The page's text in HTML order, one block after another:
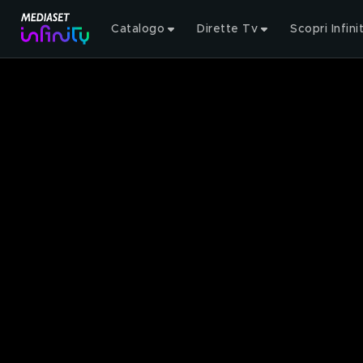
Catalogo Dirette Tv Scopri